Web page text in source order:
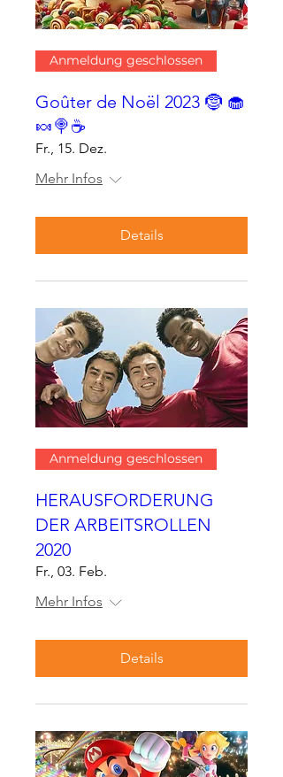
Anmeldung geschlossen
Goûter de Noël 2023 🤶 🧁
🍬🍭☕
Fr., 15. Dez.
Mehr Infos
Details
Anmeldung geschlossen
HERAUSFORDERUNG
DER ARBEITSROLLEN
2020
Fr., 03. Feb.
Mehr Infos
Details